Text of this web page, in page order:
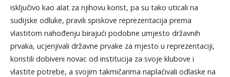
isključivo kao alat za njihovu korist, pa su tako uticali na
sudijske odluke, pravili spiskove reprezentacija prema
vlastitom nahođenju birajući podobne umjesto državnih
prvaka, ucjenjivali državne prvake za mjesto u reprezentaciji,
koristili dobiveni novac od institucija za svoje klubove i
vlastite potrebe, a svojim takmičarima naplaćivali odlaske na